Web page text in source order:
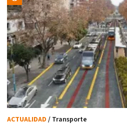
ACTUALIDAD / Transporte